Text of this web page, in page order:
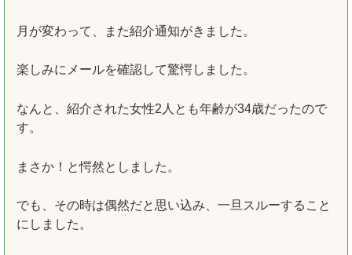
月が変わって、また紹介通知がきました。
楽しみにメールを確認して驚愕しました。
なんと、紹介された女性2人とも年齢が34歳だったので
す。
まさか！と愕然としました。
でも、その時は偶然だと思い込み、一旦スルーすること
にしました。